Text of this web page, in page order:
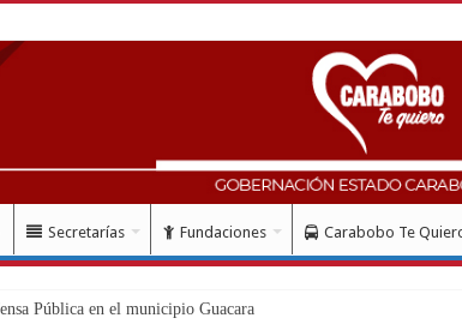
Secretarías Fundaciones Carabobo Te